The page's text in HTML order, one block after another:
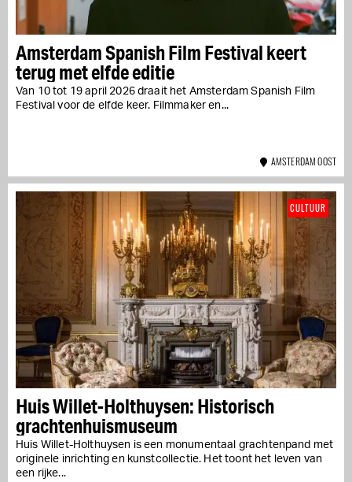
Amsterdam Spanish Film Festival keert
terug met elfde editie
Van 10 tot 19 april 2026 draait het Amsterdam Spanish Film
Festival voor de elfde keer. Filmmaker en...
AMSTERDAM OOST
Huis Willet-Holthuysen: Historisch
grachtenhuismuseum
Huis Willet-Holthuysen is een monumentaal grachtenpand met
originele inrichting en kunstcollectie. Het toont het leven van
een rijke...
CULTUUR